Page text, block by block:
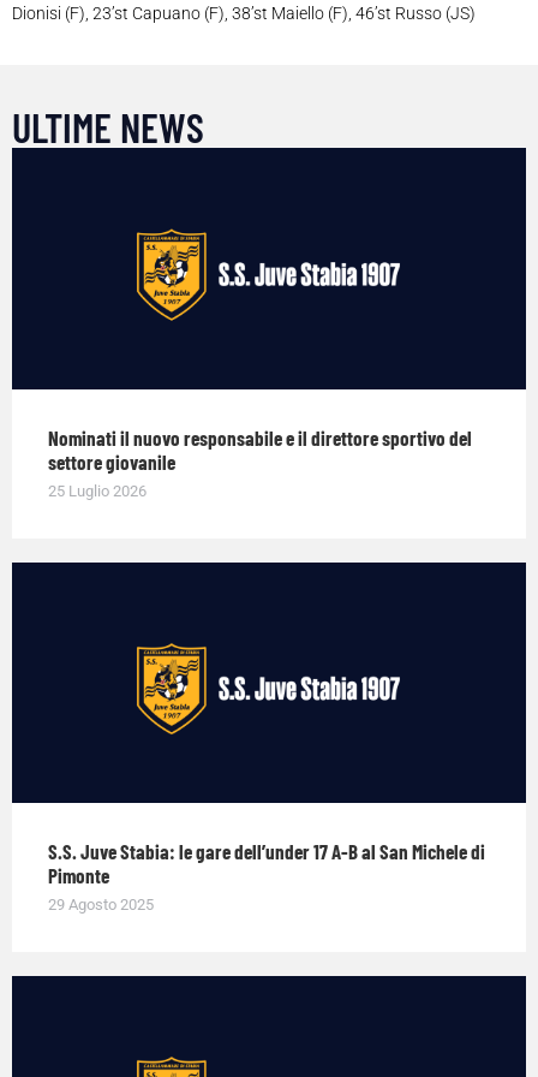
Dionisi (F), 23’st Capuano (F), 38’st Maiello (F), 46’st Russo (JS)
ULTIME NEWS
Nominati il nuovo responsabile e il direttore sportivo del
settore giovanile
25 Luglio 2026
S.S. Juve Stabia: le gare dell’under 17 A-B al San Michele di
Pimonte
29 Agosto 2025